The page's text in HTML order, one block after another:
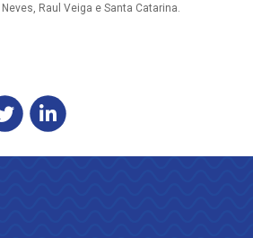
Raul Veiga e Santa Catarina.